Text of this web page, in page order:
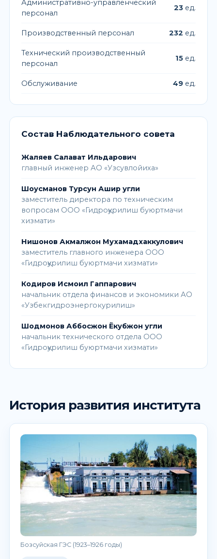
Административно-управленческий
персонал
23 ед.
Производственный персонал 232 ед.
Технический производственный
персонал
15 ед.
Обслуживание 49 ед.
Состав Наблюдательного совета
Жаляев Салават Ильдарович
главный инженер АО «Узсувлойиха»
Шоусманов Турсун Ашир угли
заместитель директора по техническим
вопросам ООО «Гидроқурилиш буюртмачи
хизмати»
Нишонов Акмалжон Мухамадхаккулович
заместитель главного инженера ООО
«Гидроқурилиш буюртмачи хизмати»
Кодиров Исмоил Гаппарович
начальник отдела финансов и экономики АО
«Узбекгидроэнергокурилиш»
Шодмонов Аббосжон Ёкубжон угли
начальник технического отдела ООО
«Гидроқурилиш буюртмачи хизмати»
История развития института
Бозсуйская ГЭС (1923–1926 годы)